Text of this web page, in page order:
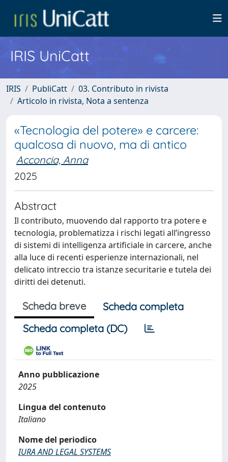
IRIS UniCatt
IRIS PubliCatt
03. Contributo in rivista
Articolo in rivista, Nota a sentenza
«Tecnologia del potere» e carcere:
qualcosa di nuovo, ma di antico
Acconcia, Anna
2025
Abstract
Il contributo, muovendo dal rapporto tra potere e
tecnologia, problematizza i rischi legati all’ingresso
di sistemi di intelligenza artificiale in carcere, anche
alla luce di recenti esperienze internazionali, nel
delicato intreccio tra istanze securitarie e tutela dei
diritti dei detenuti.
Scheda breve
Scheda completa
Scheda completa (DC)
Anno pubblicazione
2025
Lingua del contenuto
Italiano
Nome del periodico
IURA AND LEGAL SYSTEMS